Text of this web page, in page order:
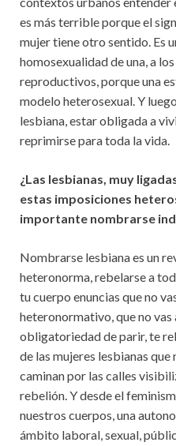
es más terrible porque el
mujer tiene otro sentido. Es
homosexualidad de una, a
reproductivos, porque una
modelo heterosexual. Y
lesbiana, estar obligada a
reprimirse para toda la vida.
¿Las lesbianas, muy
estas imposiciones
importante nombrarse
Nombrarse lesbiana es un
heteronorma, rebelarse a
tu cuerpo enuncias que no
heteronormativo, que no vas
obligatoriedad de parir, te
de las mujeres lesbianas
caminan por las calles
rebelión. Y desde el
nuestros cuerpos, una
ámbito laboral, sexual,